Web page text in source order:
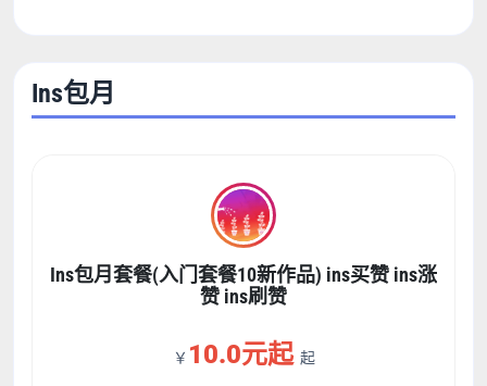
Ins包月
Ins包月套餐(入门套餐10新作品) ins买赞 ins涨
赞 ins刷赞
￥ 10.0元起 起